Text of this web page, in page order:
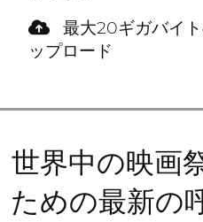
最大20ギガバイ
ップロード
世界中の映画
ための最新の